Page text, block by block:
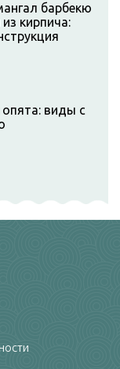
барбекю
кирпича:
виды с